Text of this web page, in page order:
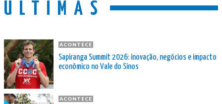
ÚLTIMAS
ACONTECE
Sapiranga Summit 2026: inovação, negócios e impacto
econômico no Vale do Sinos
ACONTECE